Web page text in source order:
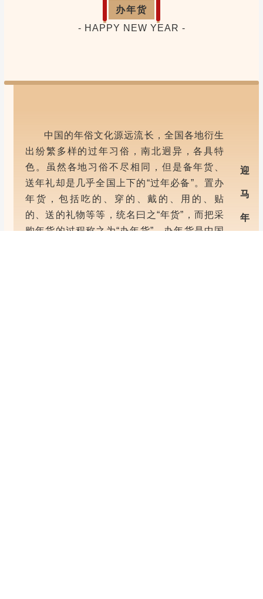
办年货
- HAPPY NEW YEAR -
中国的年俗文化源远流长，全国各地衍生
出纷繁多样的过年习俗，南北迥异，各具特
色。虽然各地习俗不尽相同，但是备年货、
送年礼却是几乎全国上下的“过年必备”。置办
年货，包括吃的、穿的、戴的、用的、贴
的、送的礼物等等，统名曰之“年货”，而把采
购年货的过程称之为“办年货”。办年货是中国
迎
马
年